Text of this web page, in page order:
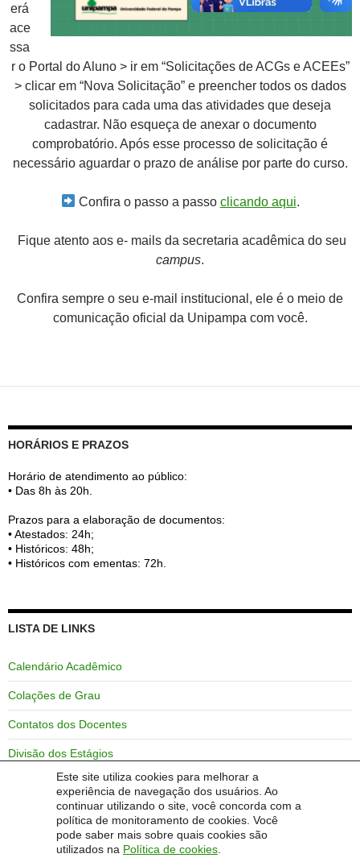
Este site utiliza cookies para melhorar a
experiência de navegação dos usuários. Ao
continuar utilizando o site, você concorda com a
política de monitoramento de cookies. Você
pode saber mais sobre quais cookies são
utilizados na Política de cookies
erá
ace
ssa
r o Portal do Aluno > ir em “Solicitações de ACGs e ACEEs”
> clicar em “Nova Solicitação” e preencher todos os dados
solicitados para cada uma das atividades que deseja
cadastrar. Não esqueça de anexar o documento
comprobatório. Após esse processo de solicitação é
necessário aguardar o prazo de análise por parte do curso.
Confira o passo a passo clicando aqui.
Fique atento aos e- mails da secretaria acadêmica do seu
campus.
Confira sempre o seu e-mail institucional, ele é o meio de
comunicação oficial da Unipampa com você.
HORÁRIOS E PRAZOS
Horário de atendimento ao público:
• Das 8h às 20h.
Prazos para a elaboração de documentos:
• Atestados: 24h;
• Históricos: 48h;
• Históricos com ementas: 72h.
LISTA DE LINKS
Calendário Acadêmico
Colações de Grau
Contatos dos Docentes
Divisão dos Estágios
Horários das Aulas
Unipampa – Campus Alegrete